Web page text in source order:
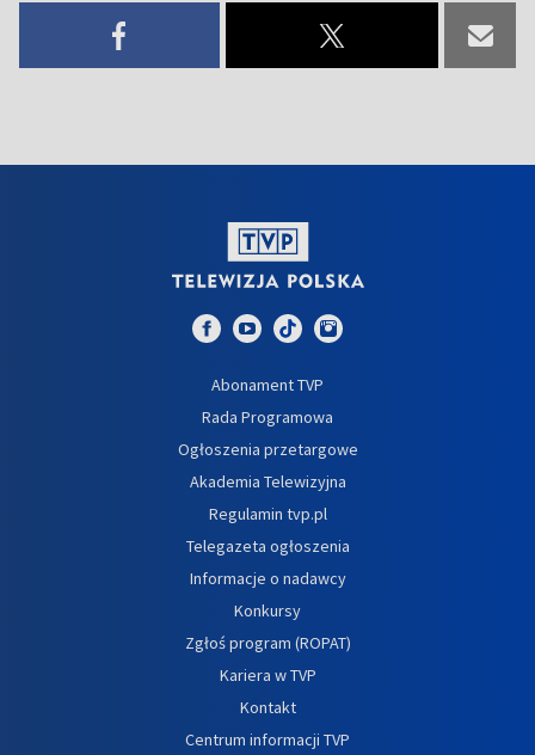
Abonament TVP
Rada Programowa
Ogłoszenia przetargowe
Akademia Telewizyjna
Regulamin tvp.pl
Telegazeta ogłoszenia
Informacje o nadawcy
Konkursy
Zgłoś program (ROPAT)
Kariera w TVP
Kontakt
Centrum informacji TVP